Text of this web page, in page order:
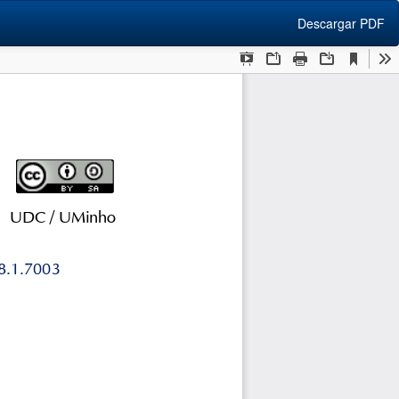
Descargar
Descargar PDF